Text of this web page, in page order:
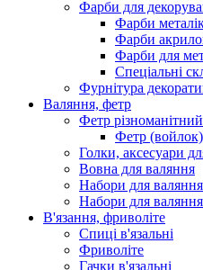
Фарби для
Фарби
Фарби
Фарби для
Спеціальні
Фурнітура
Валяння, фетр
Фетр різноманітний
Фетр
Голки, аксесуари
Вовна для валяння
Набори для
Набори для
В'язання, фриволіте
Спиці в'язальні
Фриволіте
Гачки в'язальні